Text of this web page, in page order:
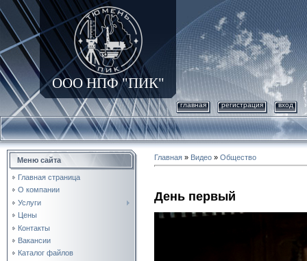
ООО НПФ "ПИК"
главная регистрация вход
Меню сайта
Главная страница
О компании
Услуги
Цены
Контакты
Вакансии
Каталог файлов
Главная » Видео » Общество
День первый